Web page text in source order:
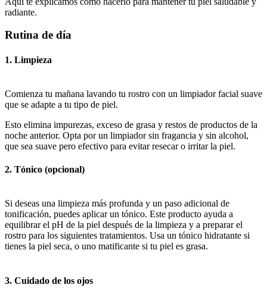
radiante.
Rutina de día
1. Limpieza
Comienza tu mañana lavando tu rostro con un limpiador facial suave
que se adapte a tu tipo de piel.
Esto elimina impurezas, exceso de grasa y restos de productos de la
noche anterior. Opta por un limpiador sin fragancia y sin alcohol,
que sea suave pero efectivo para evitar resecar o irritar la piel.
2. Tónico (opcional)
Si deseas una limpieza más profunda y un paso adicional de
tonificación, puedes aplicar un tónico. Este producto ayuda a
equilibrar el pH de la piel después de la limpieza y a preparar el
rostro para los siguientes tratamientos. Usa un tónico hidratante si
tienes la piel seca, o uno matificante si tu piel es grasa.
3. Cuidado de los ojos